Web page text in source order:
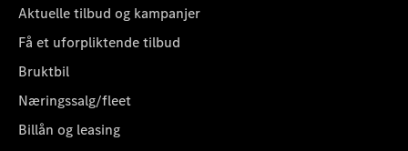
Aktuelle tilbud og kampanjer
Få et uforpliktende tilbud
Bruktbil
Næringssalg/fleet
Billån og leasing